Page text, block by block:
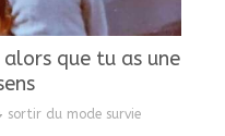
que tu as une
sortir du mode survie